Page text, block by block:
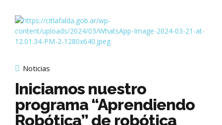
Noticias
Iniciamos nuestro
programa “Aprendiendo
Robótica” de robótica